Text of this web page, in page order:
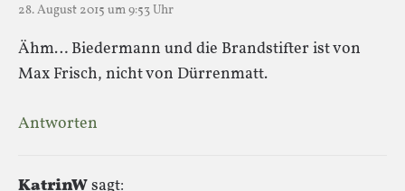
28. August 2015 um 9:53 Uhr
Ähm… Biedermann und die Brandstifter ist von
Max Frisch, nicht von Dürrenmatt.
Antworten
KatrinWsagt: